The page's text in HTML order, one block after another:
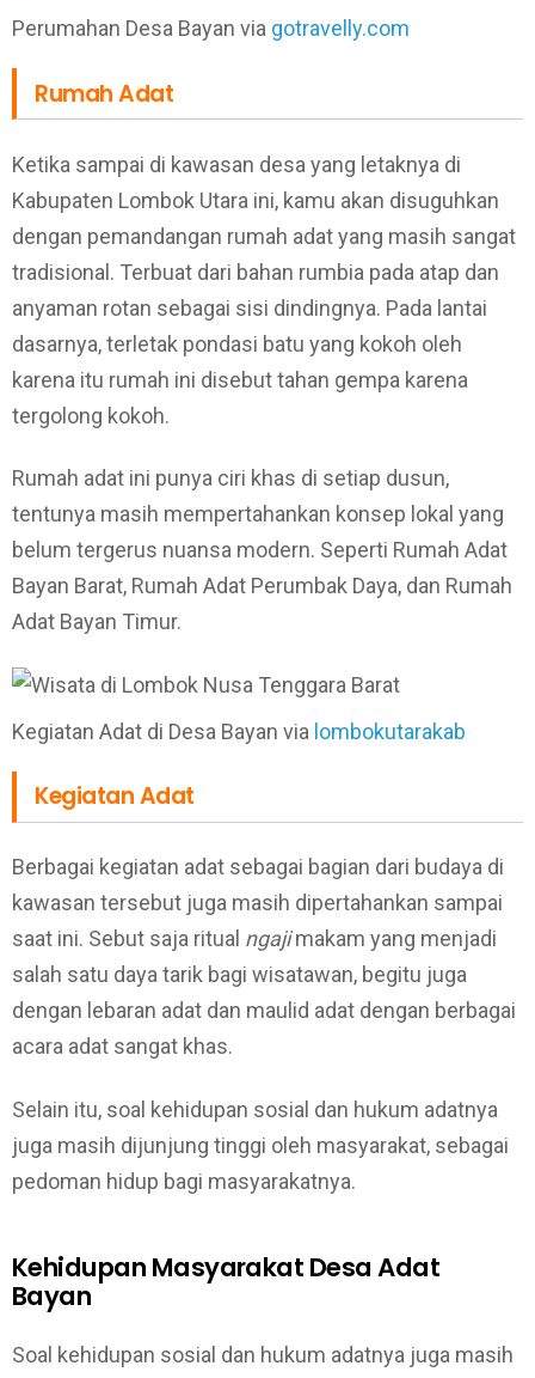
Perumahan Desa Bayan via gotravelly.com
Rumah Adat
Ketika sampai di kawasan desa yang letaknya di
Kabupaten Lombok Utara ini, kamu akan disuguhkan
dengan pemandangan rumah adat yang masih sangat
tradisional. Terbuat dari bahan rumbia pada atap dan
anyaman rotan sebagai sisi dindingnya. Pada lantai
dasarnya, terletak pondasi batu yang kokoh oleh
karena itu rumah ini disebut tahan gempa karena
tergolong kokoh.
Rumah adat ini punya ciri khas di setiap dusun,
tentunya masih mempertahankan konsep lokal yang
belum tergerus nuansa modern. Seperti Rumah Adat
Bayan Barat, Rumah Adat Perumbak Daya, dan Rumah
Adat Bayan Timur.
Kegiatan Adat di Desa Bayan via lombokutarakab
Kegiatan Adat
Berbagai kegiatan adat sebagai bagian dari budaya di
kawasan tersebut juga masih dipertahankan sampai
saat ini. Sebut saja ritual ngajimakam yang menjadi
salah satu daya tarik bagi wisatawan, begitu juga
dengan lebaran adat dan maulid adat dengan berbagai
acara adat sangat khas.
Selain itu, soal kehidupan sosial dan hukum adatnya
juga masih dijunjung tinggi oleh masyarakat, sebagai
pedoman hidup bagi masyarakatnya.
Kehidupan Masyarakat Desa Adat
Bayan
Soal kehidupan sosial dan hukum adatnya juga masih